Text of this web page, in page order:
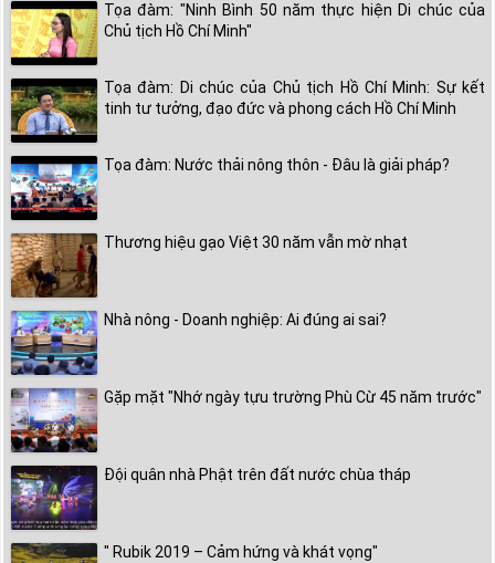
Tọa đàm: "Ninh Bình 50 năm thực hiện Di chúc của
Chủ tịch Hồ Chí Minh"
Tọa đàm: Di chúc của Chủ tịch Hồ Chí Minh: Sự kết
tinh tư tưởng, đạo đức và phong cách Hồ Chí Minh
Tọa đàm: Nước thải nông thôn - Đâu là giải pháp?
Thương hiệu gạo Việt 30 năm vẫn mờ nhạt
Nhà nông - Doanh nghiệp: Ai đúng ai sai?
Gặp mặt "Nhớ ngày tựu trường Phù Cừ 45 năm trước"
Đội quân nhà Phật trên đất nước chùa tháp
" Rubik 2019 – Cảm hứng và khát vọng"